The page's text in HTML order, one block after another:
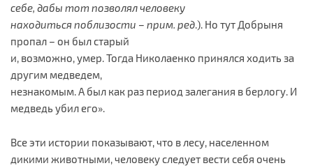
себе, дабы тот позволял человеку
находиться поблизости – прим. ред.). Но тут Добрыня
пропал – он был старый
и, возможно, умер. Тогда Николаенко принялся ходить за
другим медведем,
незнакомым. А был как раз период залегания в берлогу. И
медведь убил его».
Все эти истории показывают, что в лесу, населенном
дикими животными, человеку следует вести себя очень